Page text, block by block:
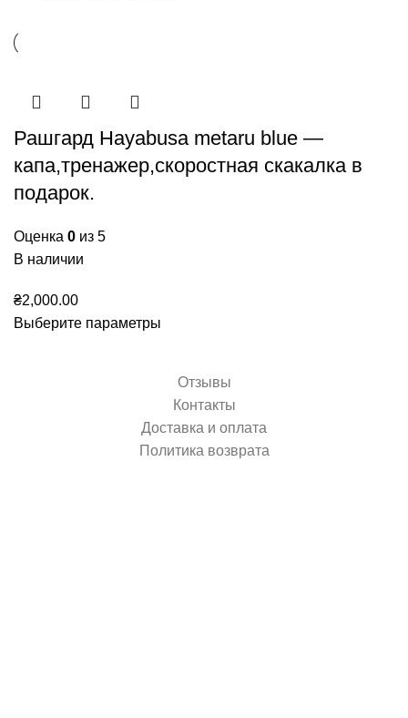
Рашгард Hayabusa metaru blue —
капа,тренажер,скоростная скакалка в
подарок.
Оценка 0 из 5
В наличии
₴2,000.00
Выберите параметры
Отзывы
Контакты
Доставка и оплата
Политика возврата